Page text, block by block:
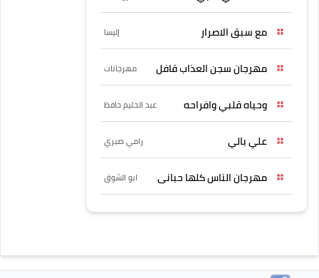
مع سبق الاصرار إليسا
مهرجان سجن العذاب قافل مهرجانات
وحياه قلبي وافراحه عبد الحليم حافظ
علي بالي رامي صبري
مهرجان الناس كلها حبانى ابو الشوق